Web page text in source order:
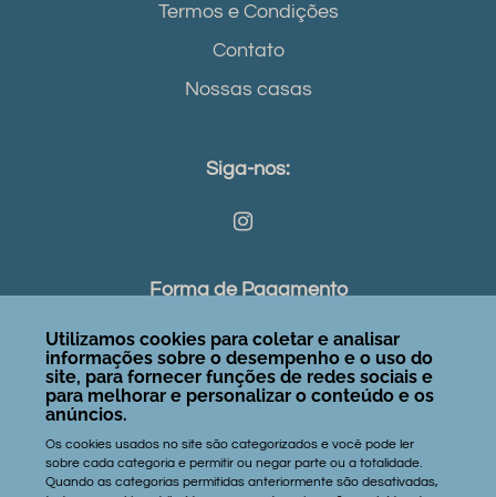
Termos e Condições
Contato
Nossas casas
Siga-nos:
Forma de Pagamento
Contatos:
gerson@janelastaiba.com
+55 85 9 9182.2618
Utilizamos cookies para coletar e analisar
informações sobre o desempenho e o uso do
site, para fornecer funções de redes sociais e
para melhorar e personalizar o conteúdo e os
anúncios.
Os cookies usados no site são categorizados e você pode ler
sobre cada categoria e permitir ou negar parte ou a totalidade.
Quando as categorias permitidas anteriormente são desativadas,